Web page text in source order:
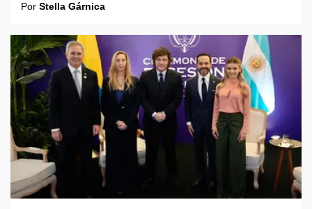
Por Stella Gárnica